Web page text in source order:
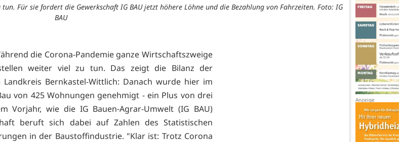
Für sie fordert die Gewerkschaft IG BAU jetzt höhere Löhne und die Bezahlung von Fahrzeiten. Foto: IG
BAU
die Corona-Pandemie ganze Wirtschaftszweige
weiter viel zu tun. Das zeigt die Bilanz der
Landkreis Bernkastel-Wittlich: Danach wurde hier im
von 425 Wohnungen genehmigt - ein Plus von drei
Vorjahr, wie die IG Bauen-Agrar-Umwelt (IG BAU)
beruft sich dabei auf Zahlen des Statistischen
in der Baustoffindustrie. "Klar ist: Trotz Corona